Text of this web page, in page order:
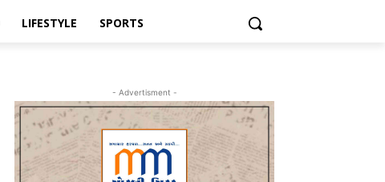
LIFESTYLE SPORTS
- Advertisment -